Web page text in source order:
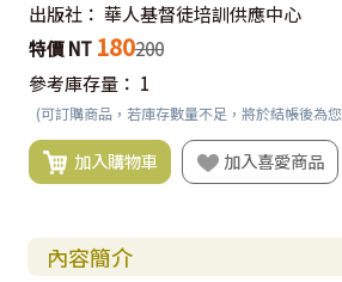
出版社： 華人基督徒培訓供應中心
特價 NT 180200
參考庫存量： 1
(可訂購商品，若庫存數量不足，將於結帳後為
加入購物車 加入喜愛商品
內容簡介